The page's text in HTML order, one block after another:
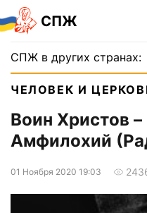
СПЖ
СПЖ в других странах:
ЧЕЛОВЕК И
Воин Христов
Амфилохий
01 Ноября 2020 19:03